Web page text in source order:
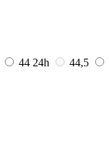
44 24h
44,5